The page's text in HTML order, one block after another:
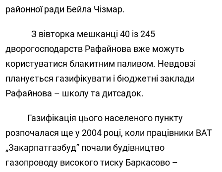
районної ради Бейла Чізмар.
З вівторка мешканці 40 із 245
дворогосподарств Рафайнова вже можуть
користуватися блакитним паливом. Невдовзі
планується газифікувати і бюджетні заклади
Рафайнова – школу та дитсадок.
Газифікація цього населеного пункту
розпочалася ще у 2004 році, коли працівники ВАТ
„Закарпатгазбуд” почали будівництво
газопроводу високого тиску Баркасово –